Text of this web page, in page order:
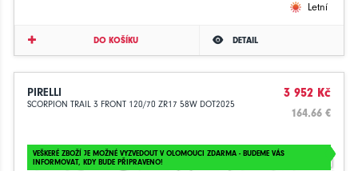
Letní
DO KOŠÍKU DETAIL
PIRELLI
SCORPION TRAIL 3 FRONT 120/70 ZR17 58W DOT2025
3 952 Kč
164.66 €
VEŠKERÉ ZBOŽÍ JE MOŽNÉ VYZVEDOUT V OLOMOUCI ZDARMA - BUDEME VÁS
INFORMOVAT, KDY BUDE PŘIPRAVENO!